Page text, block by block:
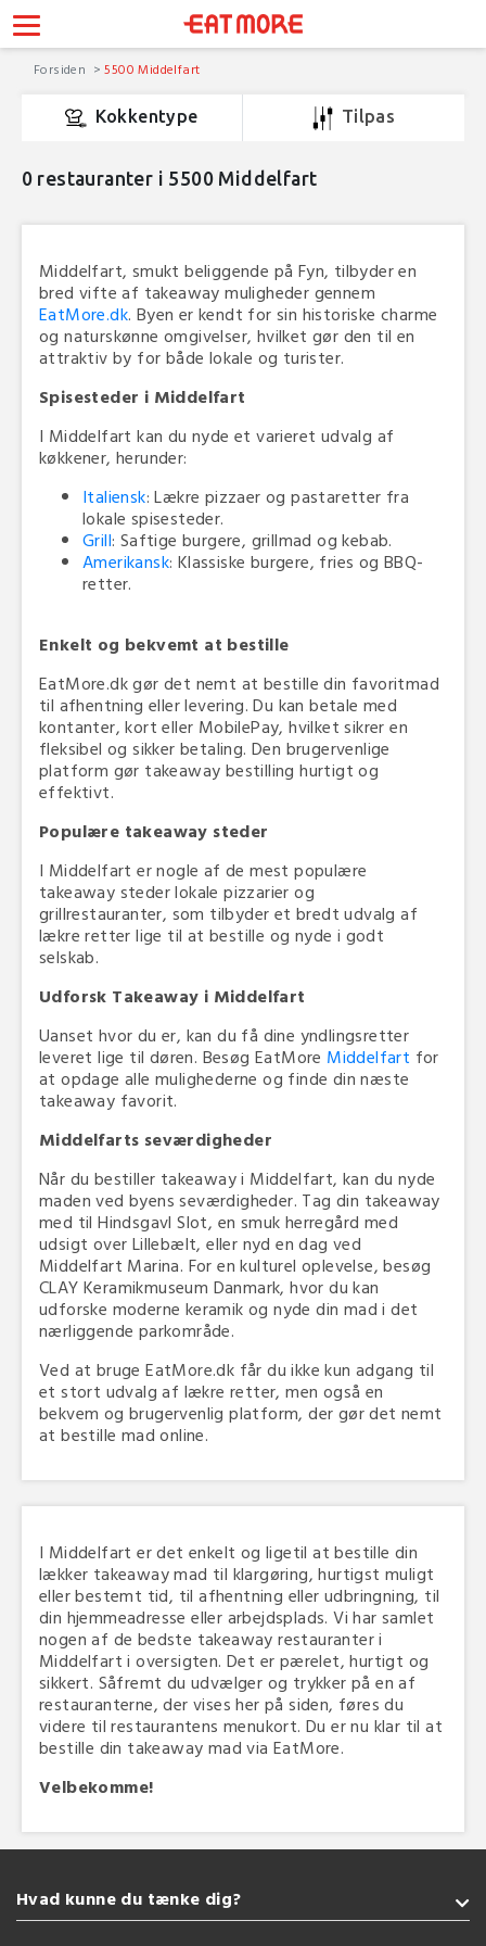
Forsiden 5500 Middelfart
Kokkentype Tilpas
0 restauranter i 5500 Middelfart
Middelfart, smukt beliggende på Fyn, tilbyder en
bred vifte af takeaway muligheder gennem
EatMore.dk. Byen er kendt for sin historiske charme
og naturskønne omgivelser, hvilket gør den til en
attraktiv by for både lokale og turister.
Spisesteder i Middelfart
I Middelfart kan du nyde et varieret udvalg af
køkkener, herunder:
Italiensk: Lækre pizzaer og pastaretter fra
lokale spisesteder.
Grill: Saftige burgere, grillmad og kebab.
Amerikansk: Klassiske burgere, fries og BBQ-
retter.
Enkelt og bekvemt at bestille
EatMore.dk gør det nemt at bestille din favoritmad
til afhentning eller levering. Du kan betale med
kontanter, kort eller MobilePay, hvilket sikrer en
fleksibel og sikker betaling. Den brugervenlige
platform gør takeaway bestilling hurtigt og
effektivt.
Populære takeaway steder
I Middelfart er nogle af de mest populære
takeaway steder lokale pizzarier og
grillrestauranter, som tilbyder et bredt udvalg af
lækre retter lige til at bestille og nyde i godt
selskab.
Udforsk Takeaway i Middelfart
Uanset hvor du er, kan du få dine yndlingsretter
leveret lige til døren. Besøg EatMore Middelfart for
at opdage alle mulighederne og finde din næste
takeaway favorit.
Middelfarts seværdigheder
Når du bestiller takeaway i Middelfart, kan du nyde
maden ved byens seværdigheder. Tag din takeaway
med til Hindsgavl Slot, en smuk herregård med
udsigt over Lillebælt, eller nyd en dag ved
Middelfart Marina. For en kulturel oplevelse, besøg
CLAY Keramikmuseum Danmark, hvor du kan
udforske moderne keramik og nyde din mad i det
nærliggende parkområde.
Ved at bruge EatMore.dk får du ikke kun adgang til
et stort udvalg af lækre retter, men også en
bekvem og brugervenlig platform, der gør det nemt
at bestille mad online.
I Middelfart er det enkelt og ligetil at bestille din
lækker takeaway mad til klargøring, hurtigst muligt
eller bestemt tid, til afhentning eller udbringning, til
din hjemmeadresse eller arbejdsplads. Vi har samlet
nogen af de bedste takeaway restauranter i
Middelfart i oversigten. Det er pærelet, hurtigt og
sikkert. Såfremt du udvælger og trykker på en af
restauranterne, der vises her på siden, føres du
videre til restaurantens menukort. Du er nu klar til at
bestille din takeaway mad via EatMore.
Velbekomme!
Hvad kunne du tænke dig?